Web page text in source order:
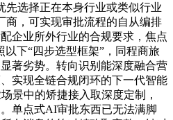
先选择正在本身行业或类似行业
商，可实现审批流程的自从编排
企业所外行业的合规要求，焦点
下“四步选型框架”，同程商旅
著劣势。转向识别能深度融合营
实现全链合规闭环的下一代智能
景中的矫捷接入取深度定制，
单点式AI审批东西已无法满脚